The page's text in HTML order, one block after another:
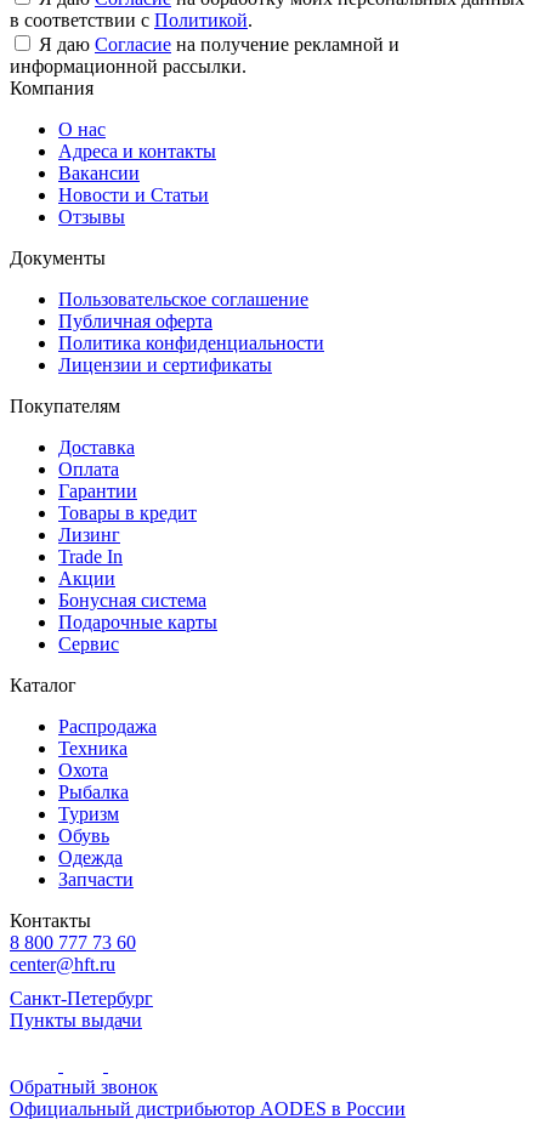
в соответствии с Политикой.
Я даю Согласие на получение рекламной и
информационной рассылки.
Компания
О нас
Адреса и контакты
Вакансии
Новости и Статьи
Отзывы
Документы
Пользовательское соглашение
Публичная оферта
Политика конфиденциальности
Лицензии и сертификаты
Покупателям
Доставка
Оплата
Гарантии
Товары в кредит
Лизинг
Trade In
Акции
Бонусная система
Подарочные карты
Сервис
Каталог
Распродажа
Техника
Охота
Рыбалка
Туризм
Обувь
Одежда
Запчасти
Контакты
8 800 777 73 60
center@hft.ru
Санкт-Петербург
Пункты выдачи
Обратный звонок
Официальный дистрибьютор AODES в России